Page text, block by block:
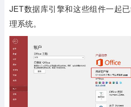
JET数据库引擎和这些组件一起
理系统。